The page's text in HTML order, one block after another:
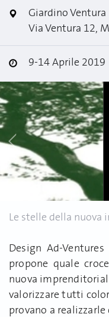
Giardino Ventura
Via Ventura 12,
9-14 Aprile 2019
Le stelle della
Design Ad-
propone quale
nuova
valorizzare tutti
provano a